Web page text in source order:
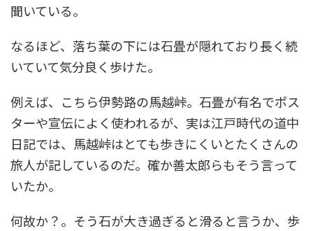
聞いている。
なるほど、落ち葉の下には石畳が隠れており長く続
いていて気分良く歩けた。
例えば、こちら伊勢路の馬越峠。石畳が有名でポス
ターや宣伝によく使われるが、実は江戸時代の道中
日記では、馬越峠はとても歩きにくいとたくさんの
旅人が記しているのだ。確か善太郎らもそう言って
いたか。
何故か？。そう石が大き過ぎると滑ると言うか、歩